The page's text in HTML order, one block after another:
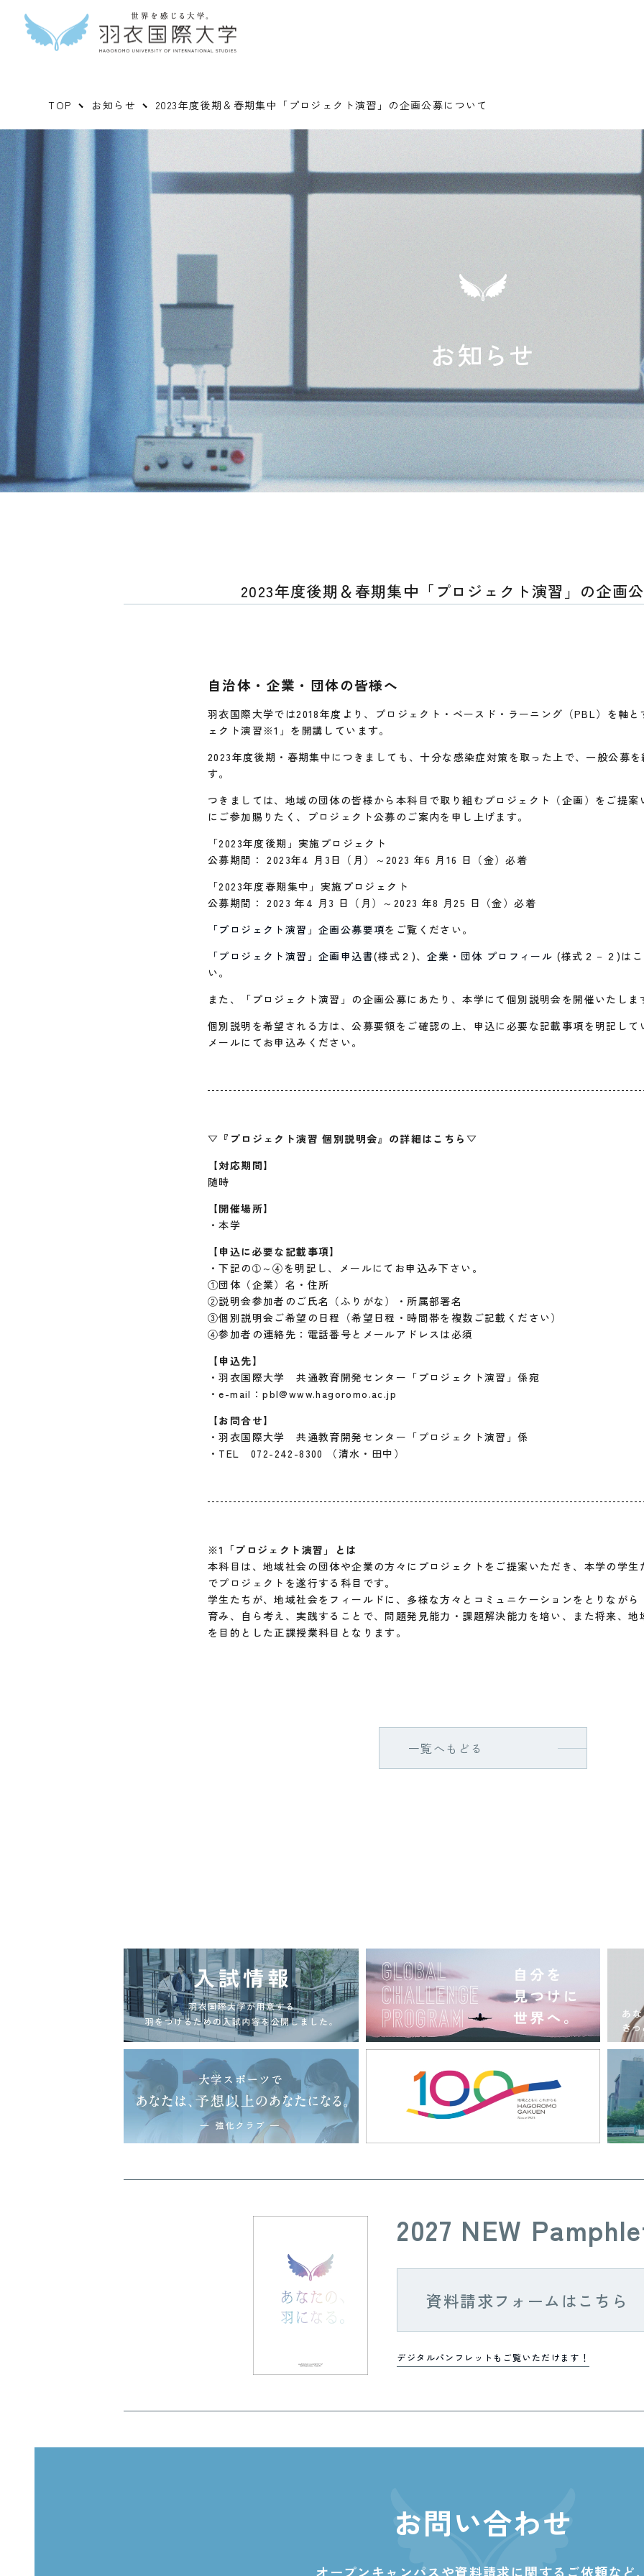
TOP お知らせ 2023年度後期＆春期集中「プロジェクト演習」の企画公募について
お知らせ
2023年度後期＆春期集中「プロジェクト演習」の企画
自治体・企業・団体の皆様へ
羽衣国際大学では2018年度より、プロジェクト・ベースド・ラーニング（PBL）を軸
ェクト演習※1」を開講しています。
2023年度後期・春期集中につきましても、十分な感染症対策を取った上で、一般公募
す。
つきましては、地域の団体の皆様から本科目で取り組むプロジェクト（企画）をご提
にご参加賜りたく、プロジェクト公募のご案内を申し上げます。
「2023年度後期」実施プロジェクト
公募期間： 2023年4 月3日（月）～2023 年6 月16 日（金）必着
「2023年度春期集中」実施プロジェクト
公募期間： 2023 年4 月3 日（月）～2023 年8 月25 日（金）必着
「プロジェクト演習」企画公募要項をご覧ください。
「プロジェクト演習」企画申込書(様式２)、企業・団体 プロフィール (様式２－２)は
い。
また、「プロジェクト演習」の企画公募にあたり、本学にて個別説明会を開催いたしま
個別説明を希望される方は、公募要領をご確認の上、申込に必要な記載事項を明記し
メールにてお申込みください。
▽ 『プロジェクト演習 個別説明会』の詳細はこちら▽
【対応期間】
随時
【開催場所】
・本学
【申込に必要な記載事項】
・下記の➀～④を明記し、メールにてお申込み下さい。
①団体（企業）名・住所
②説明会参加者のご氏名（ふりがな）・所属部署名
③個別説明会ご希望の日程（希望日程・時間帯を複数ご記載ください）
④参加者の連絡先：電話番号とメールアドレスは必須
【申込先】
・羽衣国際大学 共通教育開発センター「プロジェクト演習」係宛
・e-mail：pbl@www.hagoromo.ac.jp
【お問合せ】
・羽衣国際大学 共通教育開発センター「プロジェクト演習」係
・TEL 072-242-8300 （清水・田中）
※1 「プロジェクト演習」とは
本科目は、地域社会の団体や企業の方々にプロジェクトをご提案いただき、本学の学
でプロジェクトを遂行する科目です。
学生たちが、地域社会をフィールドに、多様な方々とコミュニケーションをとりなが
育み、自ら考え、実践することで、問題発見能力・課題解決能力を培い、また将来、
を目的とした正課授業科目となります。
一覧へもどる
2027 NEW
資料請求フォームはこちら
デジタルパンフレットもご覧いただけます！
お問い合わせ
オープンキャンパスや資料請求に関する ご依頼など